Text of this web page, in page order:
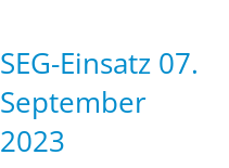
SEG-Einsatz 07.
September
2023